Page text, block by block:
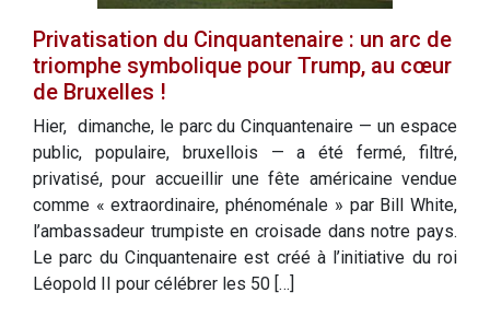
Privatisation du Cinquantenaire : un arc de
triomphe symbolique pour Trump, au cœur
de Bruxelles !
Hier, dimanche, le parc du Cinquantenaire — un espace
public, populaire, bruxellois — a été fermé, filtré,
privatisé, pour accueillir une fête américaine vendue
comme « extraordinaire, phénoménale » par Bill White,
l’ambassadeur trumpiste en croisade dans notre pays.
Le parc du Cinquantenaire est créé à l’initiative du roi
Léopold II pour célébrer les 50 […]